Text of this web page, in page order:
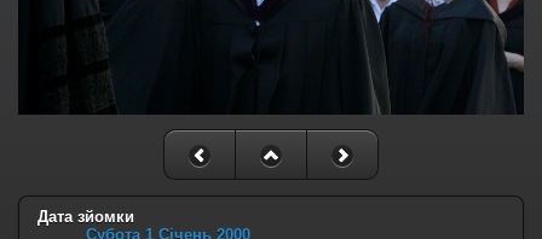
Дата зйомки
Субота 1 Січень 2000